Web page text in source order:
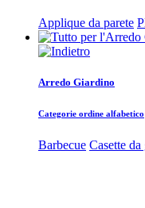
Applique da parete
Arredo Giardino
Categorie ordine alfabetico
Barbecue Casette